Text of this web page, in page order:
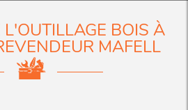
L'OUTILLAGE BOIS À
MAFELL